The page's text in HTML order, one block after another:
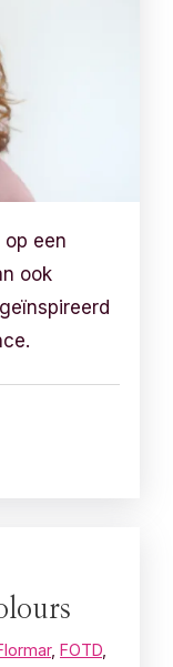
op een
ook
, FOTD